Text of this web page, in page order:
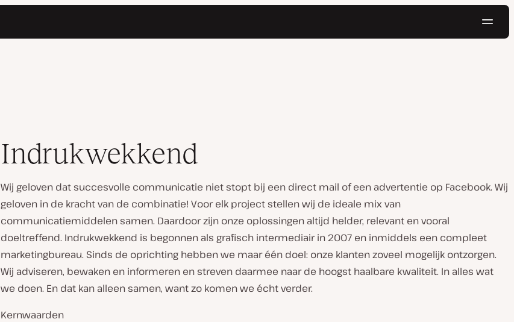
Indrukwekkend
Wij geloven dat succesvolle communicatie niet stopt bij een direct mail of een advertentie op Facebook. Wij
geloven in de kracht van de combinatie! Voor elk project stellen wij de ideale mix van
communicatiemiddelen samen. Daardoor zijn onze oplossingen altijd helder, relevant en vooral
doeltreffend. Indrukwekkend is begonnen als grafisch intermediair in 2007 en inmiddels een compleet
marketingbureau. Sinds de oprichting hebben we maar één doel: onze klanten zoveel mogelijk ontzorgen.
Wij adviseren, bewaken en informeren en streven daarmee naar de hoogst haalbare kwaliteit. In alles wat
we doen. En dat kan alleen samen, want zo komen we écht verder.
Kernwaarden